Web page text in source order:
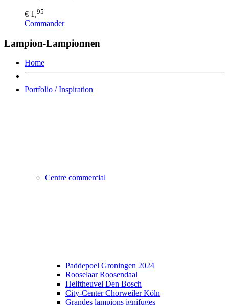
€ 1,95
Commander
Lampion-Lampionnen
Home
Portfolio / Inspiration
Centre commercial
Paddepoel Groningen 2024
Rooselaar Roosendaal
Helftheuvel Den Bosch
City-Center Chorweiler Köln
Grandes lampions ignifuges